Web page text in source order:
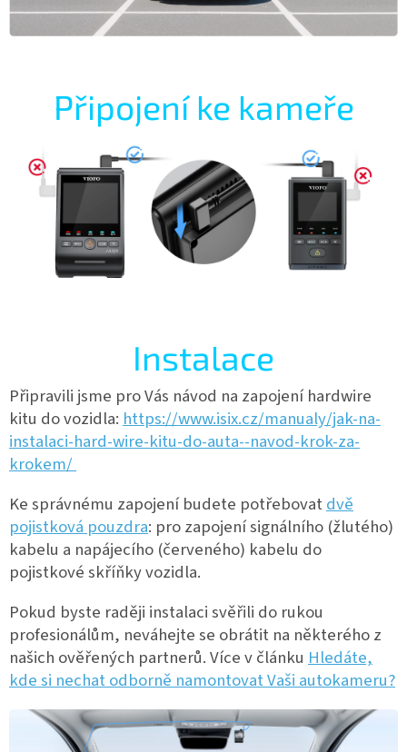
Připojení ke kameře
Instalace
Připravili jsme pro Vás návod na zapojení hardwire
kitu do vozidla: https://www.isix.cz/manualy/jak-na-
instalaci-hard-wire-kitu-do-auta--navod-krok-za-
krokem/
Ke správnému zapojení budete potřebovatdvě
pojistková pouzdra: pro zapojení signálního (žlutého)
kabelu a napájecího (červeného) kabelu do
pojistkové skříňky vozidla.
Pokud byste raději instalaci svěřili do rukou
profesionálům, neváhejte se obrátit na některého z
našich ověřených partnerů. Více v článku Hledáte,
kde si nechat odborně namontovat Vaši autokameru?